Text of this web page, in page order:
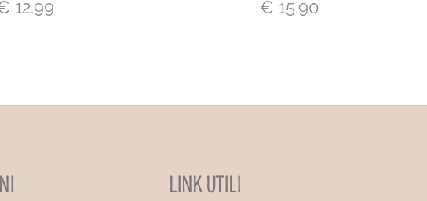
12.99 € 15.90
LINK UTILI